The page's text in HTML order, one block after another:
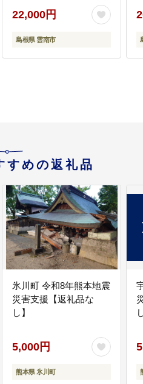
22,000円
島根県 雲南市
すめの返礼品
氷川町 令和8年熊本地震
災害支援【返礼品な
し】
5,000円
熊本県 氷川町